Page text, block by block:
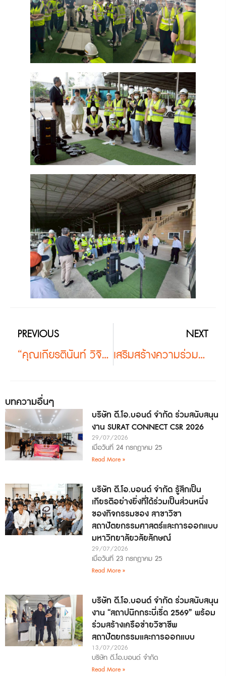
PREVIOUS
“คุณเกียรตินันท์ วิจิตรประไพ” นำสถาปนิก อีสาน เยี่ยมชมโครงการที่เลือกใช้ฐานปรับระดับ Buzon ในกรุงเทพฯ
NEXT
เสริมสร้างความร่วมมือกับชุมชนสถาปนิกภาคใต้ของประเทศไทย | ทัศนศึกษาเมืองกุ้ยหลิน ปี 2026
บทความอื่นๆ
บริษัท ดี.โอ.บอนด์ จำกัด ร่วมสนับสนุน
งาน SURAT CONNECT CSR 2026
29/07/2026
เมื่อวันที่ 24 กรกฎาคม 25
Read More »
บริษัท ดี.โอ.บอนด์ จำกัด รู้สึกเป็น
เกียรติอย่างยิ่งที่ได้ร่วมเป็นส่วนหนึ่ง
ของกิจกรรมของ สาขาวิชา
สถาปัตยกรรมศาสตร์และการออกแบบ
มหาวิทยาลัยวลัยลักษณ์
29/07/2026
เมื่อวันที่ 23 กรกฎาคม 25
Read More »
บริษัท ดี.โอ.บอนด์ จำกัด ร่วมสนับสนุน
งาน “สถาปนิกกระบี่เริ่ด 2569” พร้อม
ร่วมสร้างเครือข่ายวิชาชีพ
สถาปัตยกรรมและการออกแบบ
13/07/2026
บริษัท ดี.โอ.บอนด์ จำกัด
Read More »